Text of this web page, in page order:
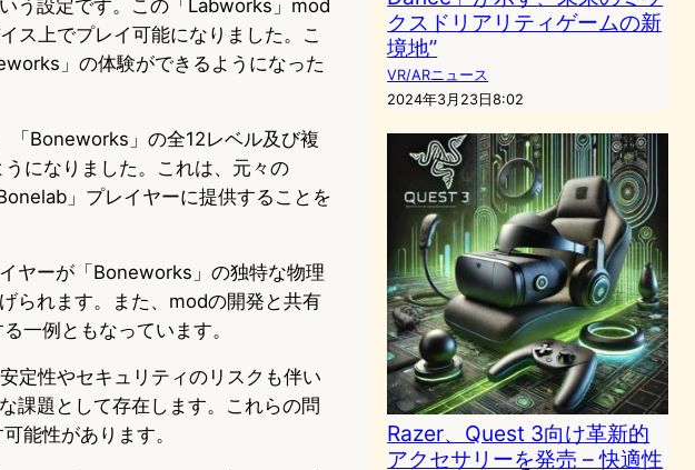
う設定です。この「Labworks」mod
ス上でプレイ可能になりました。こ
」の体験ができるようになった
「Boneworks」の全12レベル及び複
になりました。これは、元々の
」プレイヤーに提供することを
ヤーが「Boneworks」の独特な物理
られます。また、modの開発と共有
一例ともなっています。
定性やセキュリティのリスクも伴い
課題として存在します。これらの問
能性があります。
クスドリアリティゲームの新
境地”
VR/ARニュース
2024年3月23日8:02
Razer、Quest 3向け革新的
アクセサリーを発売 – 快適性